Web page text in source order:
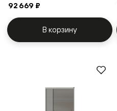
92 669 ₽
В корзину